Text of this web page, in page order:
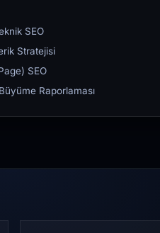
SEO
Stratejisi
SEO
Raporlaması